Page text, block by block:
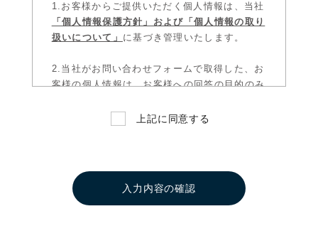
1.お客様からご提供いただく個人情報は、当社
「個人情報保護方針」および「個人情報の取り
扱いについて」 に基づき管理いたします。
2.当社がお問い合わせフォームで取得した、お
客様の個人情報は、お客様への回答の目的のみ
り、当社グループ会社及び当社の取引先で対応
いますので、あらかじめご了承ください。
上記に同意する
入力内容の確認